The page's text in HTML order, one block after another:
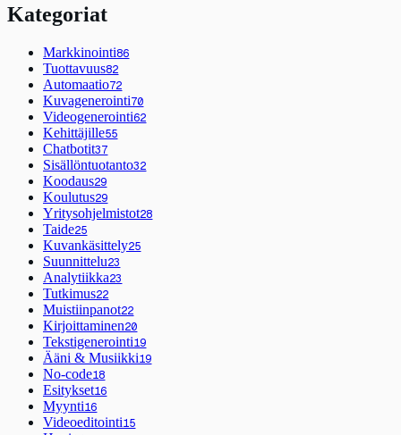
Kategoriat
Markkinointi86
Tuottavuus82
Automaatio72
Kuvagenerointi70
Videogenerointi62
Kehittäjille55
Chatbotit37
Sisällöntuotanto32
Koodaus29
Koulutus29
Yritysohjelmistot28
Taide25
Kuvankäsittely25
Suunnittelu23
Analytiikka23
Tutkimus22
Muistiinpanot22
Kirjoittaminen20
Tekstigenerointi19
Ääni & Musiikki19
No-code18
Esitykset16
Myynti16
Videoeditointi15